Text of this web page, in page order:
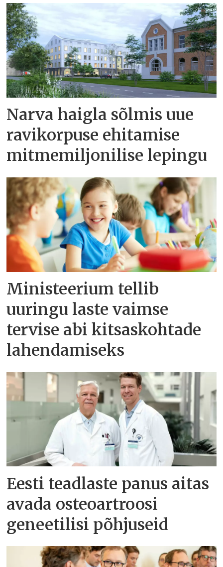
Narva haigla sõlmis uue
ravikorpuse ehitamise
mitmemiljonilise lepingu
Ministeerium tellib
uuringu laste vaimse
tervise abi kitsaskohtade
lahendamiseks
Eesti teadlaste panus aitas
avada osteoartroosi
geneetilisi põhjuseid